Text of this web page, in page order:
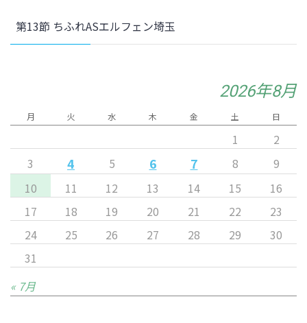
第13節 ちふれASエルフェン埼玉
2026年8月
月 火 水 木 金 土 日
1
2
3
4 5 6 7 8
9
10
11 12 13 14 15
16
17
18 19 20 21 22
23
24
25 26 27 28 29
30
31
« 7月